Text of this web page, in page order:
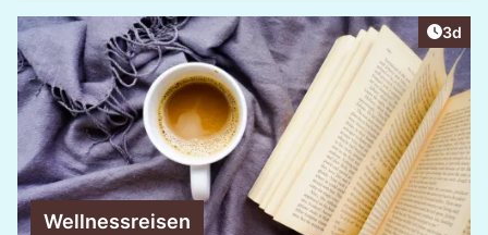
3d
Wellnessreisen